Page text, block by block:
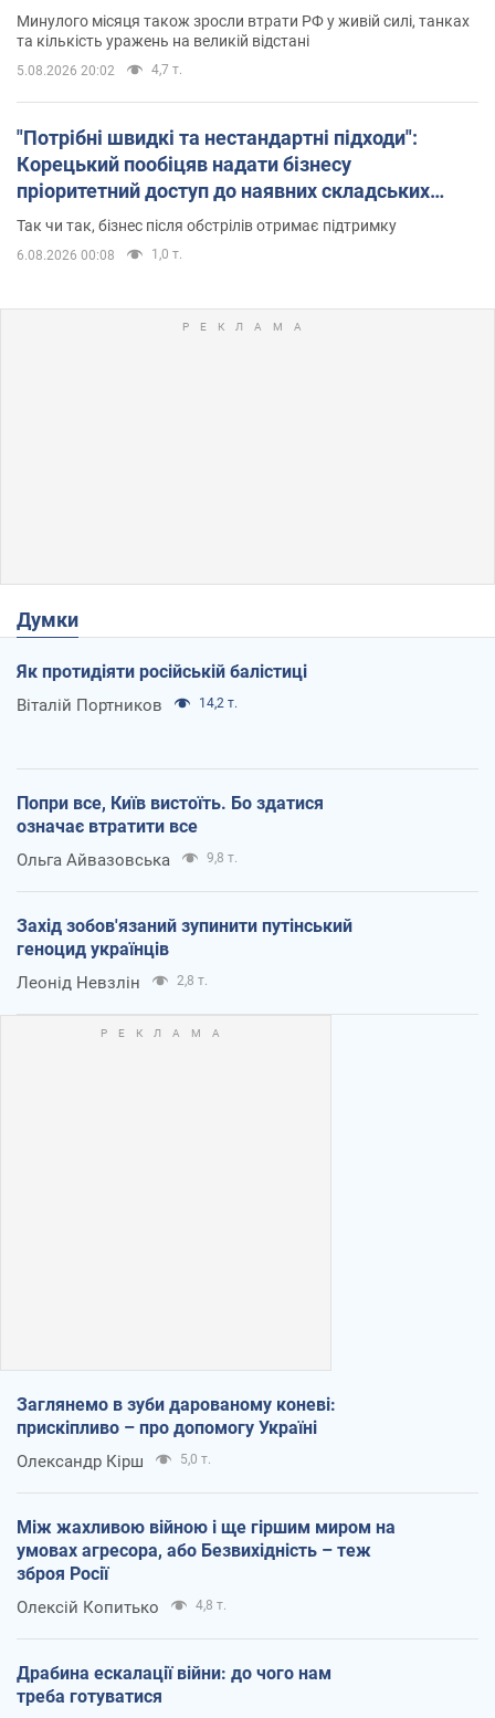
Минулого місяця також зросли втрати РФ у живій силі, танках
та кількість уражень на великій відстані
5.08.2026 20:02 4,7 т.
"Потрібні швидкі та нестандартні підходи":
Корецький пообіцяв надати бізнесу
пріоритетний доступ до наявних складських
приміщень
Так чи так, бізнес після обстрілів отримає підтримку
6.08.2026 00:08 1,0 т.
Думки
Як протидіяти російській балістиці
Віталій Портников 14,2 т.
Попри все, Київ вистоїть. Бо здатися
означає втратити все
Ольга Айвазовська 9,8 т.
Захід зобов'язаний зупинити путінський
геноцид українців
Леонід Невзлін 2,8 т.
Заглянемо в зуби дарованому коневі:
прискіпливо – про допомогу Україні
Олександр Кірш 5,0 т.
Між жахливою війною і ще гіршим миром на
умовах агресора, або Безвихідність – теж
зброя Росії
Олексій Копитько 4,8 т.
Драбина ескалації війни: до чого нам
треба готуватися